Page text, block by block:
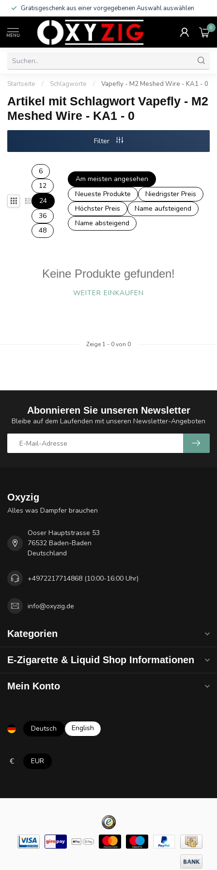
Gratisgeschenk aus einer vorgegebenen Auswahl auswählen
MENU
0
Startseite / Schlagworte / Vapefly - M2 Meshed Wire - KA1 - 0
Artikel mit Schlagwort Vapefly - M2
Meshed Wire - KA1 - 0
Filter
6
12
24
36
48
Am meisten angesehen
Neueste Produkte
Niedrigster Preis
Höchster Preis
Name aufsteigend
Name absteigend
Keine Produkte gefunden!
WEITER EINKAUFEN
Zeige 1 - 0von 0
Abonnieren Sie unseren Newsletter
Bleibe auf dem Laufenden mit unseren Newsletter-Angeboten
Oxyzig
Alles was Dampfer brauchen
Ooser Hauptstrasse 53
76532 Baden-Baden
Deutschland
+4972217714868 (10:00-16:00 Uhr)
info@oxyzig.de
Kategorien
E-Zigarette & Liquid Shop Informationen
Mein Konto
Deutsch English
€ EUR